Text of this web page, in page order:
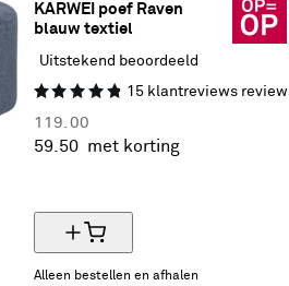
KARWEI poef Raven
blauw textiel
Uitstekend beoordeeld
15 klantreviews
119. 00
59. 50 met korting
Alleen bestellen en afhalen